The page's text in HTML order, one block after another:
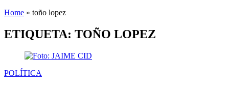
Home » toño lopez
ETIQUETA: TOÑO LOPEZ
PUBLICADO
POLÍTICA